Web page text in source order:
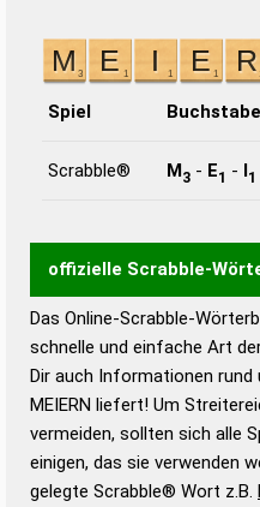
Spiel
Scrabble® M3 - E1 - I1
offizielle Scrabble-
Wortwurzel liefert mit
Wortanalyse-Algorithmus
Wortbedeutung,
Gültigkeit eines Wortes
bestimmen!
zugelassene
Wörterbücher sind:
Das Online-Scrabble-
schnelle und einfache Art
Dir auch Informationen rund
MEIERN liefert! Um
vermeiden, sollten sich alle
einigen, das sie verwenden
gelegte Scrabble® Wort z.B.